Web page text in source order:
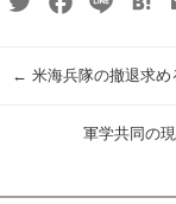
← 米海兵隊の撤退求
軍学共同の